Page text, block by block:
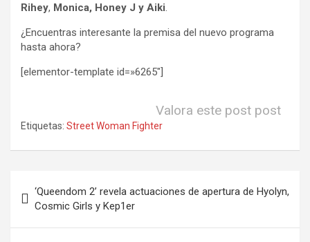
Rihey, Monica, Honey J y Aiki.
¿Encuentras interesante la premisa del nuevo programa
hasta ahora?
[elementor-template id=»6265″]
Valora este post post
Etiquetas: Street Woman Fighter
de
entradas
‘Queendom 2’ revela actuaciones de apertura de Hyolyn,
Cosmic Girls y Kep1er